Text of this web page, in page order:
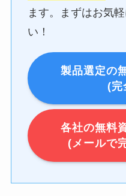
ます。まずはお気
い！
製品選定の
(完
各社の無料
(メールで